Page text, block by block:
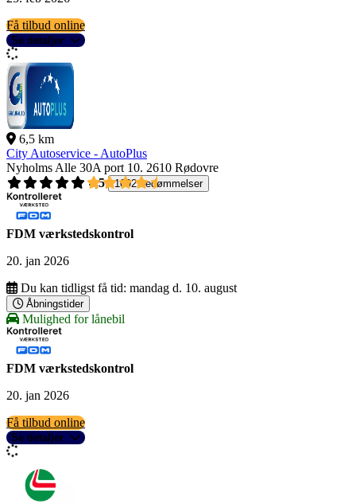
Få tilbud online
Se detaljer
6,5 km
City Autoservice - AutoPlus
Nyholms Alle 30A port 10. 2610 Rødovre
4,5
1092 bedømmelser
FDM værkstedskontrol
20. jan 2026
Du kan tidligst få tid: mandag d. 10. august
Åbningstider
Mulighed for lånebil
FDM værkstedskontrol
20. jan 2026
Få tilbud online
Se detaljer